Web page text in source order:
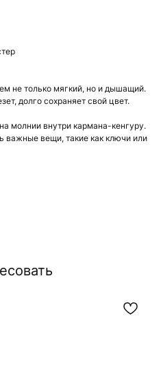
не только мягкий, но и дышащий.
долго сохраняет свой цвет.
молнии внутри кармана-кенгуру.
важные вещи, такие как ключи или